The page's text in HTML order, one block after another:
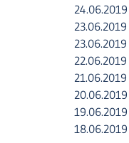
24.06.2019
23.06.2019
23.06.2019
22.06.2019
21.06.2019
20.06.2019
19.06.2019
18.06.2019